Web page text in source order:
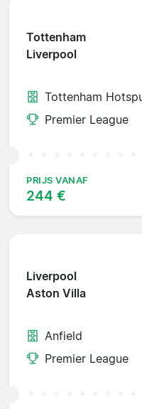
Tottenham
Liverpool
Tottenham
Premier League
PRIJS VANAF
244 €
Liverpool
Aston Villa
Anfield
Premier League